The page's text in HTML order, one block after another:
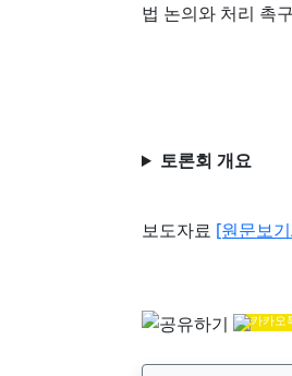
법 논의와 처리 촉
토론회 개요
보도자료 [원문보